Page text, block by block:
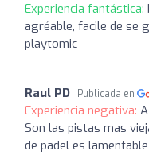
Experiencia fantástica:
agréable, facile de se
playtomic
Raul PD Publicada en
Experiencia negativa:
Son las pistas mas
de padel es lamentable